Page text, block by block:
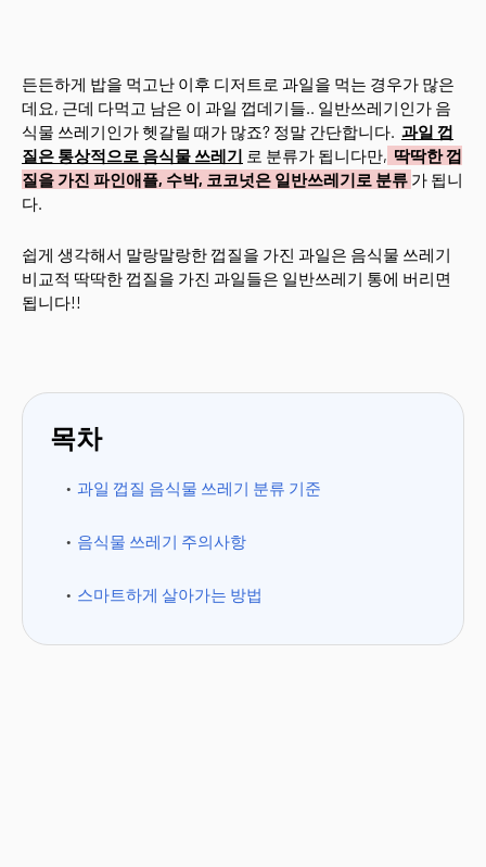
든든하게 밥을 먹고난 이후 디저트로 과일을 먹는 경우가 많은
데요, 근데 다먹고 남은 이 과일 껍데기들.. 일반쓰레기인가 음
식물 쓰레기인가 헷갈릴 때가 많죠? 정말 간단합니다. 과일 껍
질은 통상적으로 음식물 쓰레기 로 분류가 됩니다만, 딱딱한 껍
질을 가진 파인애플, 수박, 코코넛은 일반쓰레기로 분류 가 됩니
다.
쉽게 생각해서 말랑말랑한 껍질을 가진 과일은 음식물 쓰레기
비교적 딱딱한 껍질을 가진 과일들은 일반쓰레기 통에 버리면
됩니다!!
목차
과일 껍질 음식물 쓰레기 분류 기준
음식물 쓰레기 주의사항
스마트하게 살아가는 방법